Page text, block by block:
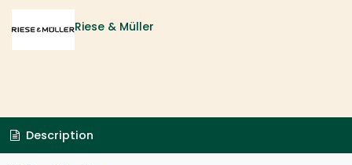
Riese & Müller
Description